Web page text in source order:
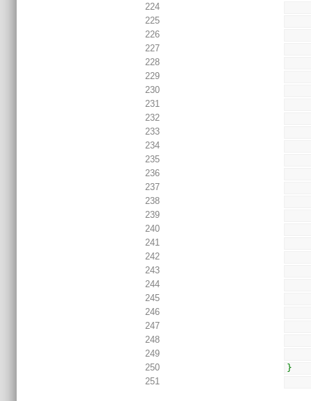
224
225
226
227
228
229
230
231
232
233
234
235
236
237
238
239
240
241
242
243
244
245
246
247
248
249
250
}
251